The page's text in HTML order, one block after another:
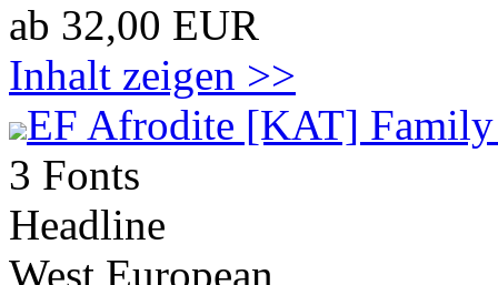
ab 32,00 EUR
Inhalt zeigen >>
EF Afrodite [KAT] Family
3 Fonts
Headline
West European